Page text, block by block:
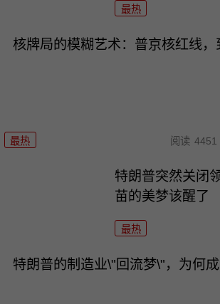
最热
核牌局的模糊艺术：普京核红线，
最热 阅读 4451
特朗普突然关闭
苗的美梦该醒了
最热
特朗普的制造业\"回流梦\"，为何成